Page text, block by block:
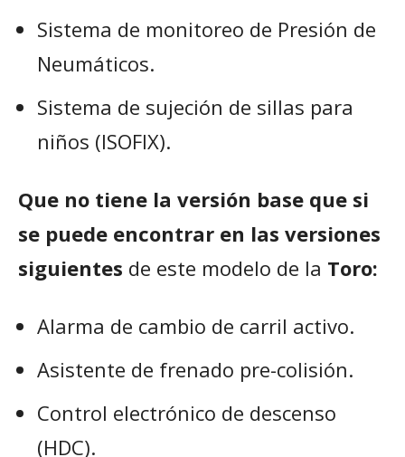
Sistema de monitoreo de Presión de
Neumáticos.
Sistema de sujeción de sillas para
niños (ISOFIX).
Que no tiene la versión base que si
se puede encontrar en las versiones
siguientes de este modelo de la Toro:
Alarma de cambio de carril activo.
Asistente de frenado pre-colisión.
Control electrónico de descenso
(HDC).